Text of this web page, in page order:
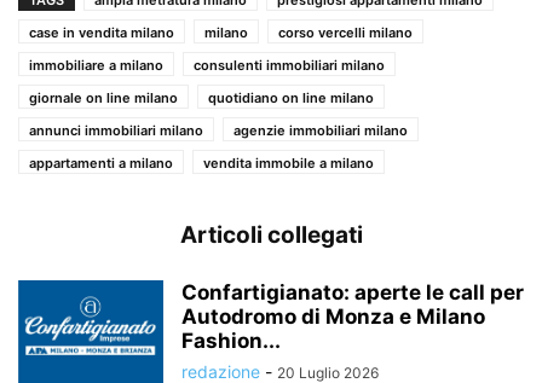
case in vendita milano
milano
corso vercelli milano
immobiliare a milano
consulenti immobiliari milano
giornale on line milano
quotidiano on line milano
annunci immobiliari milano
agenzie immobiliari milano
appartamenti a milano
vendita immobile a milano
Articoli collegati
Confartigianato: aperte le call per
Autodromo di Monza e Milano
Fashion...
redazione - 20 Luglio 2026